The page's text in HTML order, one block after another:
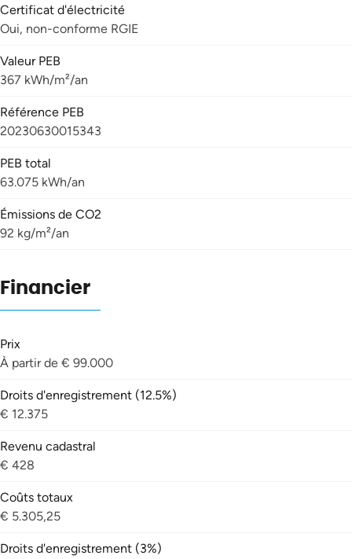
Certificat d'électricité
Oui, non-conforme RGIE
Valeur PEB
367 kWh/m²/an
Référence PEB
20230630015343
PEB total
63.075 kWh/an
Émissions de CO2
92 kg/m²/an
Financier
Prix
À partir de € 99.000
Droits d'enregistrement (12.5%)
€ 12.375
Revenu cadastral
€ 428
Coûts totaux
€ 5.305,25
Droits d'enregistrement (3%)